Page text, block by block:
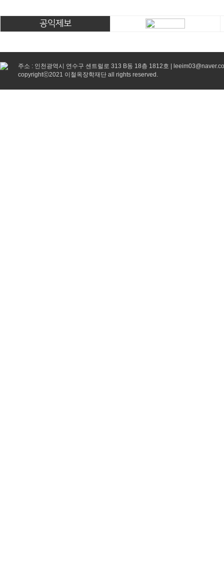
공익제보
주소 : 인천광역시 연수구 센트럴로 313 B동 18층 1812호 |
copyrightⓒ2021 이철옥장학재단 all rights reserved.